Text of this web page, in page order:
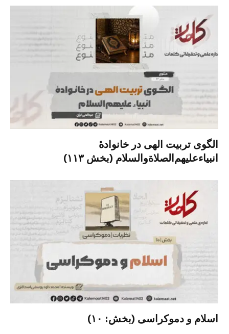
الگوی تربیت الهی در خانوادۀ
انبیاءعلیهم‌الصلاةو‌السلام (بخش ۱۱۳)
اسلام و دموکراسی (بخش: ۱۰)